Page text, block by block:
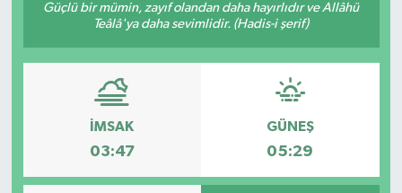
Güçlü bir mümin, zayıf olandan daha hayırlıdır ve Allâhü
Teâlâ'ya daha sevimlidir. (Hadis-i şerif)
İMSAK
03:47
GÜNEŞ
05:29